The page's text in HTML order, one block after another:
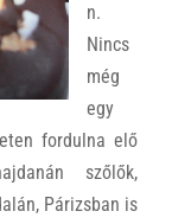
n.
Nincs
még
egy
fordulna elő
szőlők,
Párizsban is